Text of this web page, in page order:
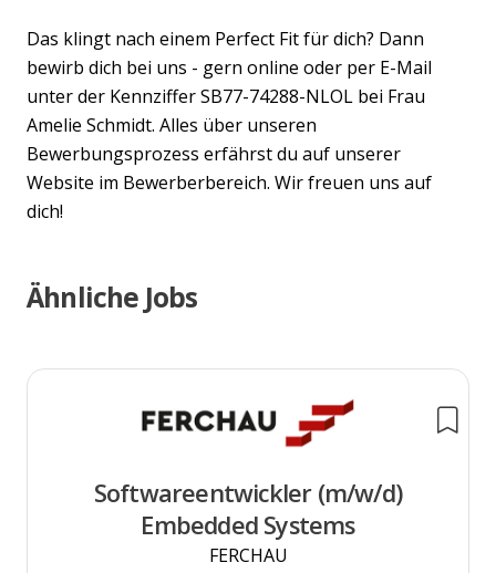
Das klingt nach einem Perfect Fit für dich? Dann
bewirb dich bei uns - gern online oder per E-Mail
unter der Kennziffer SB77-74288-NLOL bei Frau
Amelie Schmidt. Alles über unseren
Bewerbungsprozess erfährst du auf unserer
Website im Bewerberbereich. Wir freuen uns auf
dich!
Ähnliche Jobs
Softwareentwickler (m/w/d)
Embedded Systems
FERCHAU